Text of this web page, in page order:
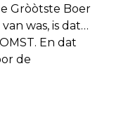
Gròòtste Boer
was, is dat…
En dat
de